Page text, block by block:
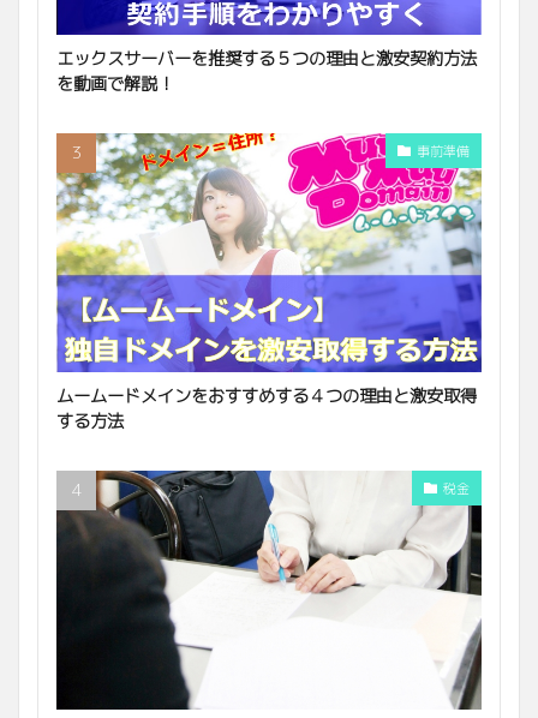
エックスサーバーを推奨する５つの理由と激安契約方法
を動画で解説！
事前準備
ムームードメインをおすすめする４つの理由と激安取得
する方法
税金